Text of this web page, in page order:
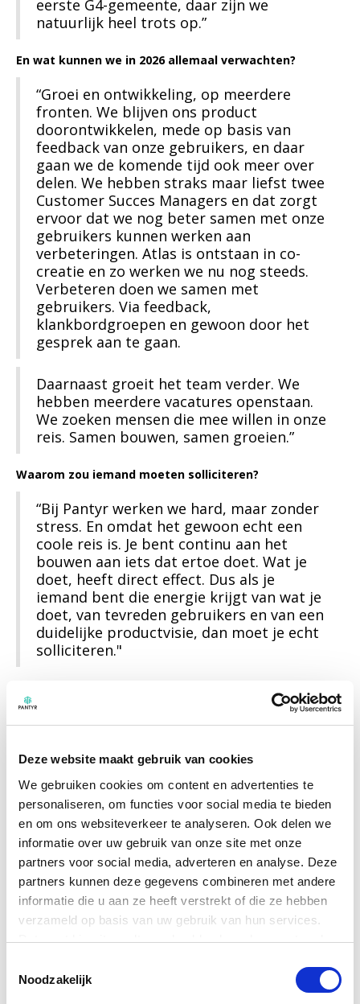
Deze website maakt gebruik van cookies
We gebruiken cookies om content en advertenties te
personaliseren, om functies voor social media te bieden
en om ons websiteverkeer te analyseren. Ook delen we
informatie over uw gebruik van onze site met onze
partners voor social media, adverteren en analyse. Deze
partners kunnen deze gegevens combineren met andere
informatie die u aan ze heeft verstrekt of die ze hebben
verzameld op basis van uw gebruik van hun services.
Data wat hieruit wordt opgehaald zal worden verstuurd
onze controle om met alle gevolgen van dien. Dit gebeurt
alleen met expliciete toestemming om meer dan alleen de
Noodzakelijk
eerste G4-gemeente, daar zijn we
natuurlijk heel trots op.”
En wat kunnen we in 2026 allemaal verwachten?
“Groei en ontwikkeling, op meerdere
fronten. We blijven ons product
doorontwikkelen, mede op basis van
feedback van onze gebruikers, en daar
gaan we de komende tijd ook meer over
delen. We hebben straks maar liefst twee
Customer Succes Managers en dat zorgt
ervoor dat we nog beter samen met onze
gebruikers kunnen werken aan
verbeteringen. Atlas is ontstaan in co-
creatie en zo werken we nu nog steeds.
Verbeteren doen we samen met
gebruikers. Via feedback,
klankbordgroepen en gewoon door het
gesprek aan te gaan.
Daarnaast groeit het team verder. We
hebben meerdere vacatures openstaan.
We zoeken mensen die mee willen in onze
reis. Samen bouwen, samen groeien.”
Waarom zou iemand moeten solliciteren?
“Bij Pantyr werken we hard, maar zonder
stress. En omdat het gewoon echt een
coole reis is. Je bent continu aan het
bouwen aan iets dat ertoe doet. Wat je
doet, heeft direct effect. Dus als je
iemand bent die energie krijgt van wat je
doet, van tevreden gebruikers en van een
duidelijke productvisie, dan moet je echt
solliciteren."
Ik vind bijna niks vetter dan met elkaar
dan ook te zien dat het werkt. We helpen
bouwen samen iets wat werkt en
toegevoegde waarde heeft. Onze
gebruikers zijn heel tevreden en
gebruiken Atlas Case Management ook
echt graag.
En ik zie elke dag collega’s die graag naar
hun werk komen. Die combinatie maakt
Pantyr een hele vette omgeving om in te